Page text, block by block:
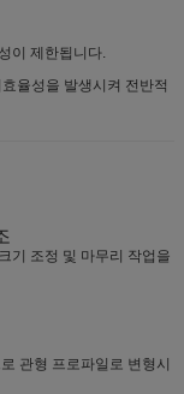
이 제한됩니다.
율성을 발생시켜 전반적
기 조정 및 마무리 작업을
관형 프로파일로 변형시